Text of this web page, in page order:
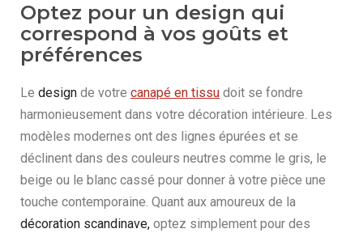
Optez pour un design qui
correspond à vos goûts et
préférences
Le design de votre canapé en tissu doit se fondre
harmonieusement dans votre décoration intérieure. Les
modèles modernes ont des lignes épurées et se
déclinent dans des couleurs neutres comme le gris, le
beige ou le blanc cassé pour donner à votre pièce une
touche contemporaine. Quant aux amoureux de la
décoration scandinave, optez simplement pour des